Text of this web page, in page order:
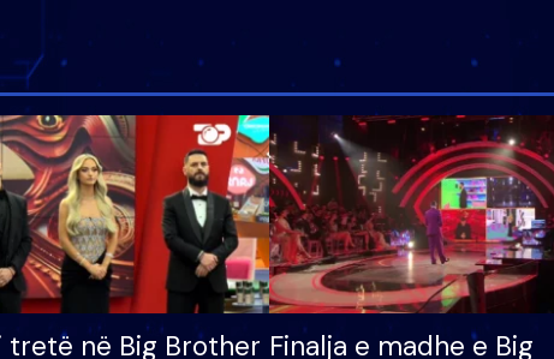
tretë në Big Brother Finalja e madhe e Big